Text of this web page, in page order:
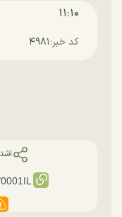
۱۱:۱۰
کد خبر:۴۹۸۱